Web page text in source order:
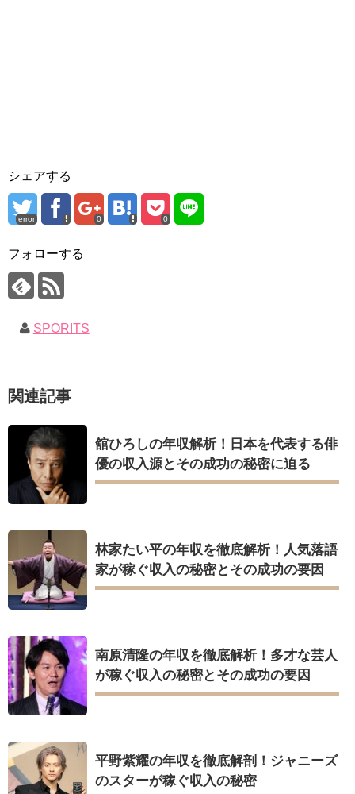
シェアする
error 0 0
フォローする
SPORITS
関連記事
舘ひろしの年収解析！日本を代表する俳
優の収入源とその成功の秘密に迫る
林家たい平の年収を徹底解析！人気落語
家が稼ぐ収入の秘密とその成功の要因
南原清隆の年収を徹底解析！多才な芸人
が稼ぐ収入の秘密とその成功の要因
平野紫耀の年収を徹底解剖！ジャニーズ
のスターが稼ぐ収入の秘密